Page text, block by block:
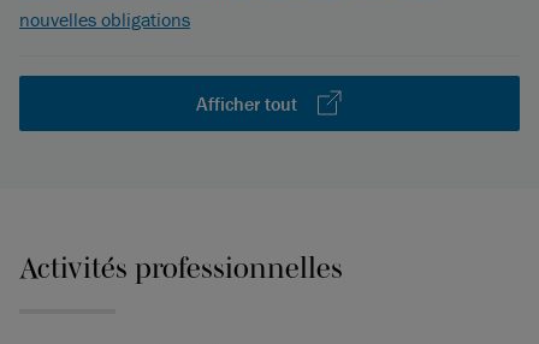
nouvelles obligations
Afficher tout
Activités professionnelles